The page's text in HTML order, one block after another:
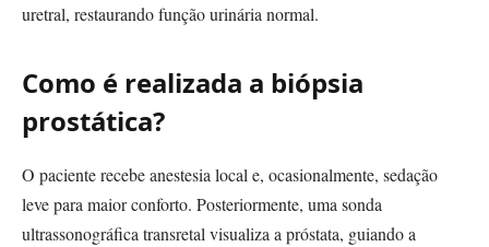
uretral, restaurando função urinária normal.
Como é realizada a biópsia
prostática?
O paciente recebe anestesia local e, ocasionalmente, sedação
leve para maior conforto. Posteriormente, uma sonda
ultrassonográfica transretal visualiza a próstata, guiando a